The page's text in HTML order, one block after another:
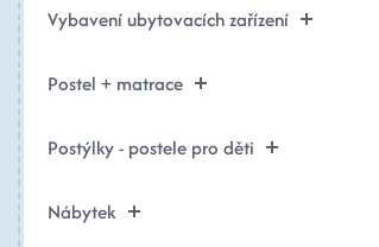
Vybavení ubytovacích zařízení
Postel + matrace
Postýlky - postele pro děti
Nábytek